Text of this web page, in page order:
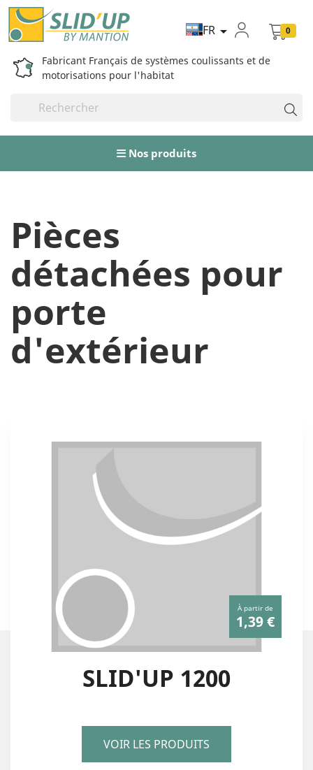
Fabricant Français de systèmes coulissants et de
motorisations pour l'habitat
FR  0
Nos produits
Pièces
détachées pour
porte
d'extérieur
À partir de
1,39 €
SLID'UP 1200
VOIR LES PRODUITS